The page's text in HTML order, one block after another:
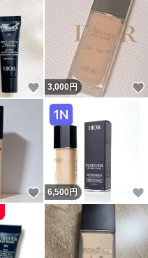
いいね！
3,000円
いいね！
6,500 円